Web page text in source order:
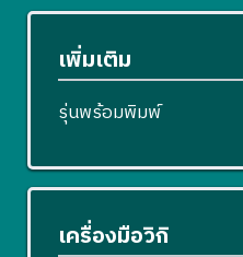
เพิ่มเติม
รุ่นพร้อมพิมพ์
เครื่องมือวิกิ